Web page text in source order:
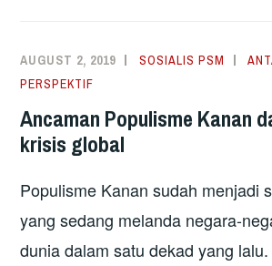
THÜRINGEN
ANCAMAN
SANGAT
HEBAT
AUGUST 2, 2019 SOSIALIS PSM
PERSPEKTIF
Ancaman Populisme Kanan
krisis global
Populisme Kanan sudah menjadi
yang sedang melanda negara-
dunia dalam satu dekad yang